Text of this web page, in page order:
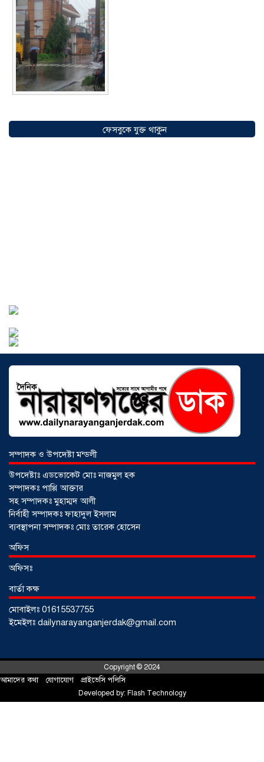
অগ্রযাত্রায় নতুন অধ্যায়, উদ্বোধন হলো ‘শিফা
মোহাম্মদিয়া ফিশারিজ’
০৫ আগস্ট ২০২৬
শর্টগান
০৩ আগস্ট ২০২৬
ফেসবুকে যুক্ত থাকুন
সম্পাদক ও উপদেষ্টা মন্ডলী
উপদেষ্টাঃ এডভোকেট মোঃ নাজমুল হক
সম্পাদকঃ পাপ্পি আক্তার
সহ সম্পাদকঃ মুহাম্মদ আলী
নির্বাহী সম্পাদকঃ ফাহাদুল ইসলাম
ব্যবস্থাপনা সম্পাদকঃ মোঃ তারেক হোসেন
অফিস
অফিসঃ
বার্তা কক্ষ
মোবাইলঃ 01615537755
ইমেইলঃ dailynarayanganjerdak@gmail.com
Copyright © 2024
আমাদের কথা যোগাযোগ প্রাইভেসি পলিসি
Developed by: Flash Technology